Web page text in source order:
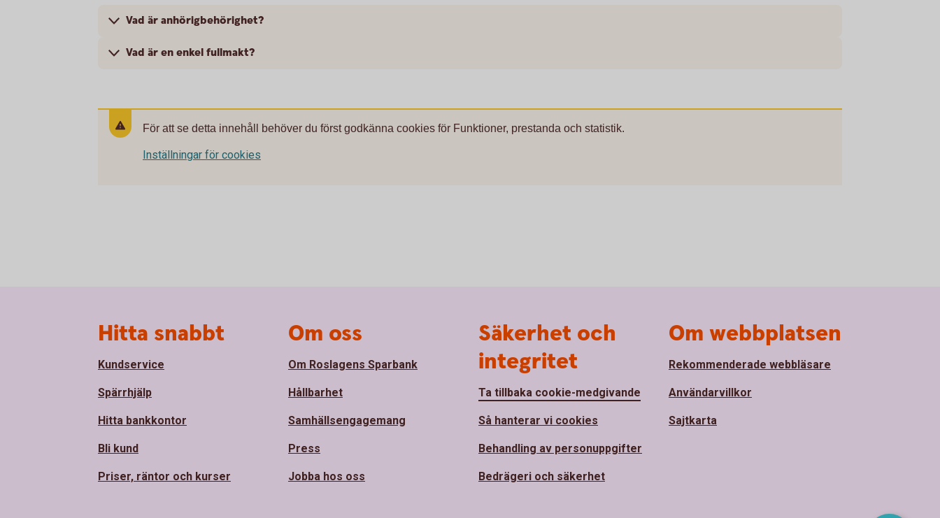
Vad är anhörigbehörighet?
Vad är en enkel fullmakt?
För att se detta innehåll behöver du först godkänna cookies för Funktioner, prestanda och statistik.
Inställningar för cookies
Hitta snabbt
Kundservice
Spärrhjälp
Hitta bankkontor
Bli kund
Priser, räntor och kurser
Om oss
Om Roslagens Sparbank
Hållbarhet
Samhällsengagemang
Press
Jobba hos oss
Säkerhet och
integritet
Ta tillbaka cookie-medgivande
Så hanterar vi cookies
Behandling av personuppgifter
Bedrägeri och säkerhet
Om webbplatsen
Rekommenderade webbläsare
Användarvillkor
Sajtkarta